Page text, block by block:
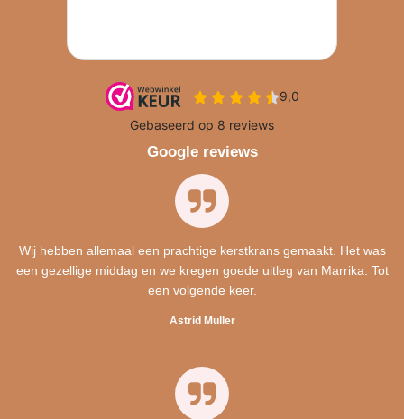
Google reviews
Wij hebben allemaal een prachtige kerstkrans gemaakt. Het was
een gezellige middag en we kregen goede uitleg van Marrika. Tot
een volgende keer.
Astrid Muller